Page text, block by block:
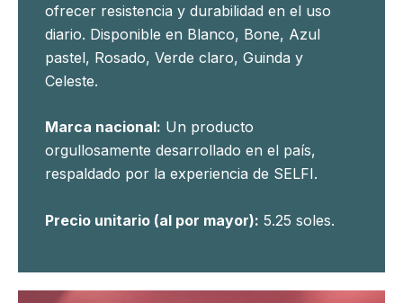
ofrecer resistencia y durabilidad en el uso
diario. Disponible en Blanco, Bone, Azul
pastel, Rosado, Verde claro, Guinda y
Celeste.
Marca nacional: Un producto
orgullosamente desarrollado en el país,
respaldado por la experiencia de SELFI.
Precio unitario (al por mayor): 5.25 soles.